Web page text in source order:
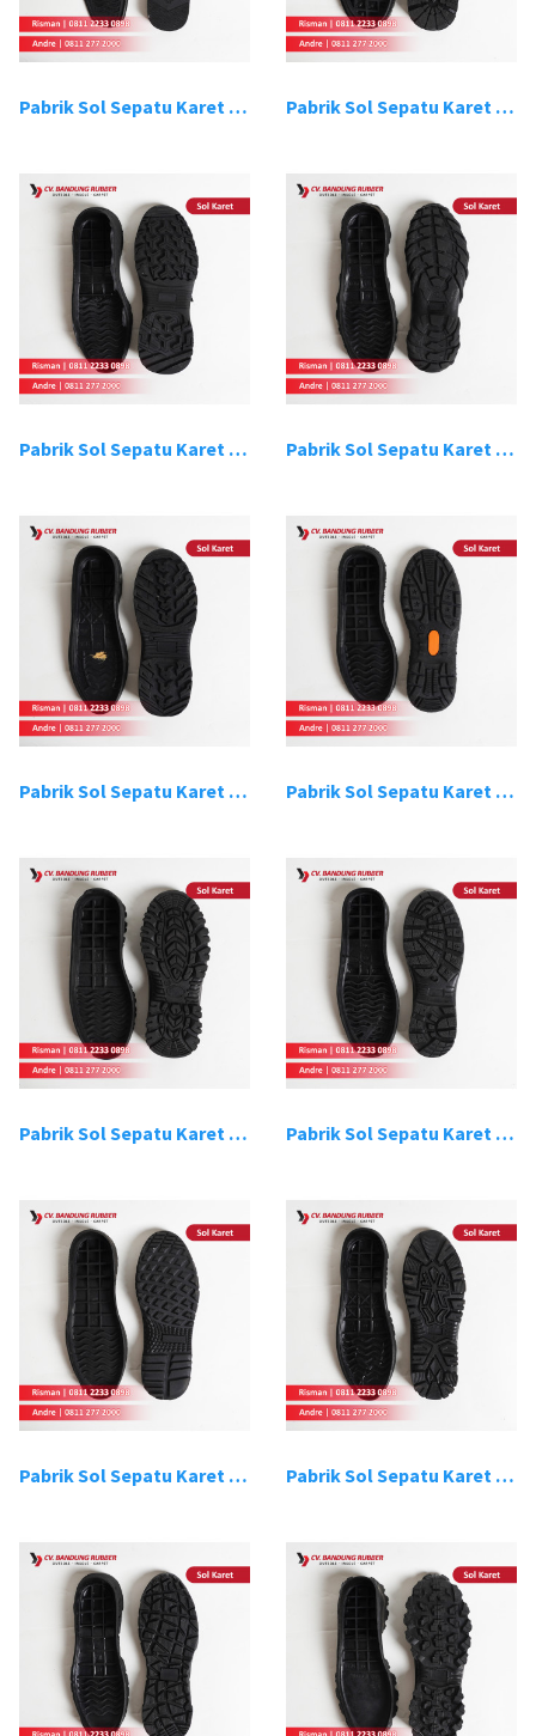
Pabrik Sol Sepatu Karet Bandung 5 Pabrik Sol Sepatu Karet Bandung 6
Pabrik Sol Sepatu Karet Bandung 7 Pabrik Sol Sepatu Karet Bandung 8
Pabrik Sol Sepatu Karet Bandung 9 Pabrik Sol Sepatu Karet Bandung 10
Pabrik Sol Sepatu Karet Bandung 11 Pabrik Sol Sepatu Karet Bandung 12
Pabrik Sol Sepatu Karet Bandung 13 Pabrik Sol Sepatu Karet Bandung 14